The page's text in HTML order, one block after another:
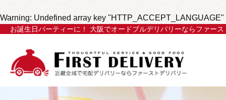
Warning: Undefined array key
お誕生日パーティーに！ 大阪でオードブルデリバリーならファー